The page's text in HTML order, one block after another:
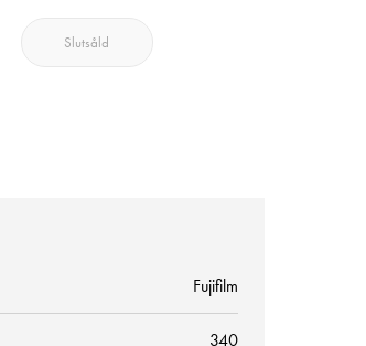
Slutsåld
Fujifilm
340